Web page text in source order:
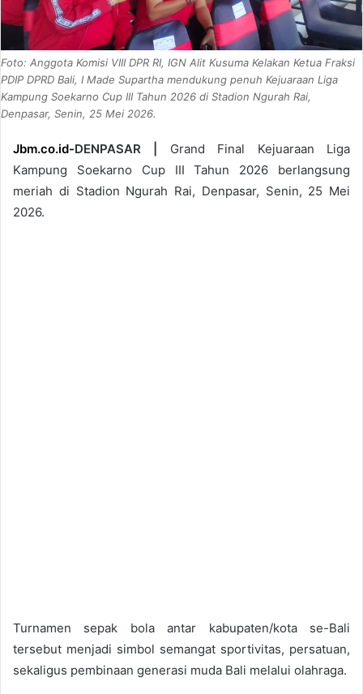
Foto: Anggota Komisi VIII DPR RI, IGN Alit Kusuma Kelakan Ketua Fraksi
PDIP DPRD Bali, I Made Supartha mendukung penuh Kejuaraan Liga
Kampung Soekarno Cup III Tahun 2026 di Stadion Ngurah Rai,
Denpasar, Senin, 25 Mei 2026.
Jbm.co.id-DENPASAR |
Grand Final Kejuaraan Liga
Kampung Soekarno Cup III Tahun 2026 berlangsung
meriah di Stadion Ngurah Rai, Denpasar, Senin, 25 Mei
2026.
Turnamen sepak bola antar kabupaten/kota se-Bali
tersebut menjadi simbol semangat sportivitas, persatuan,
sekaligus pembinaan generasi muda Bali melalui olahraga.